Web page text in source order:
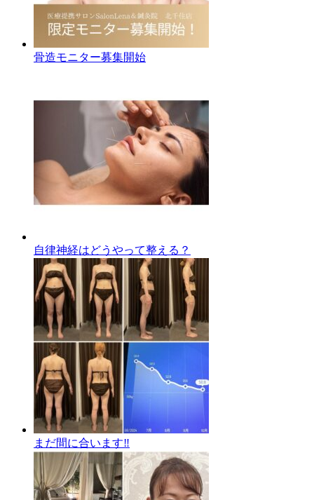
骨造モニター募集開始
自律神経はどうやって整える？
まだ間に合います‼️